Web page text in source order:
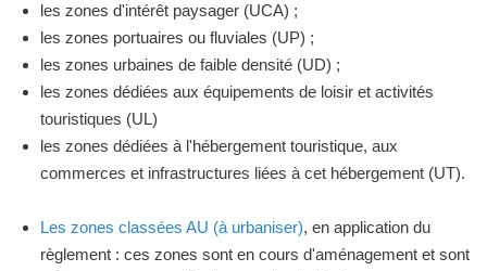
les zones d'intérêt paysager (UCA) ;
les zones portuaires ou fluviales (UP) ;
les zones urbaines de faible densité (UD) ;
les zones dédiées aux équipements de loisir et activités
touristiques (UL)
les zones dédiées à l'hébergement touristique, aux
commerces et infrastructures liées à cet hébergement (UT).
Les zones classées AU (à urbaniser), en application du
règlement : ces zones sont en cours d'aménagement et sont